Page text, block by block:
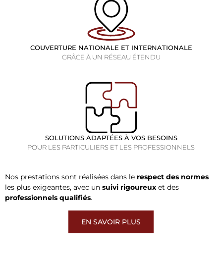
COUVERTURE NATIONALE ET INTERNATIONALE
GRÂCE À UN RÉSEAU ÉTENDU
SOLUTIONS ADAPTÉES À VOS BESOINS
POUR LES PARTICULIERS ET LES PROFESSIONNELS
Nos prestations sont réalisées dans le respect des normes
les plus exigeantes, avec un suivi rigoureux et des
professionnels qualifiés.
EN SAVOIR PLUS